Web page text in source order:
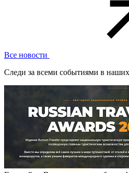
Все новости
Следи за всеми событиями в наших